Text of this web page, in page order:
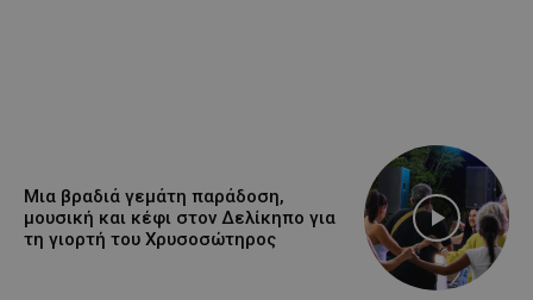
Μια βραδιά γεμάτη παράδοση,
μουσική και κέφι στον Δελίκηπο για
τη γιορτή του Χρυσοσώτηρος